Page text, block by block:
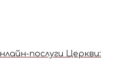
послуги Церкви: